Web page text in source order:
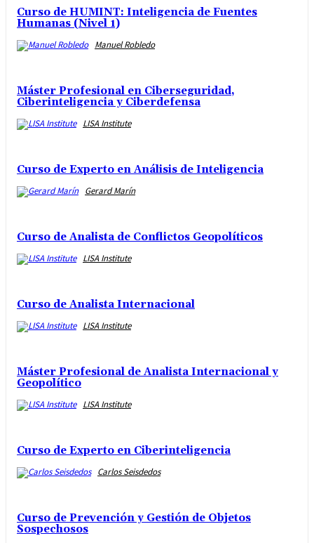
Curso de HUMINT: Inteligencia de Fuentes
Humanas (Nivel 1)
Manuel Robledo
Máster Profesional en Ciberseguridad,
Ciberinteligencia y Ciberdefensa
LISA Institute
Curso de Experto en Análisis de Inteligencia
Gerard Marín
Curso de Analista de Conflictos Geopolíticos
LISA Institute
Curso de Analista Internacional
LISA Institute
Máster Profesional de Analista Internacional y
Geopolítico
LISA Institute
Curso de Experto en Ciberinteligencia
Carlos Seisdedos
Curso de Prevención y Gestión de Objetos
Sospechosos